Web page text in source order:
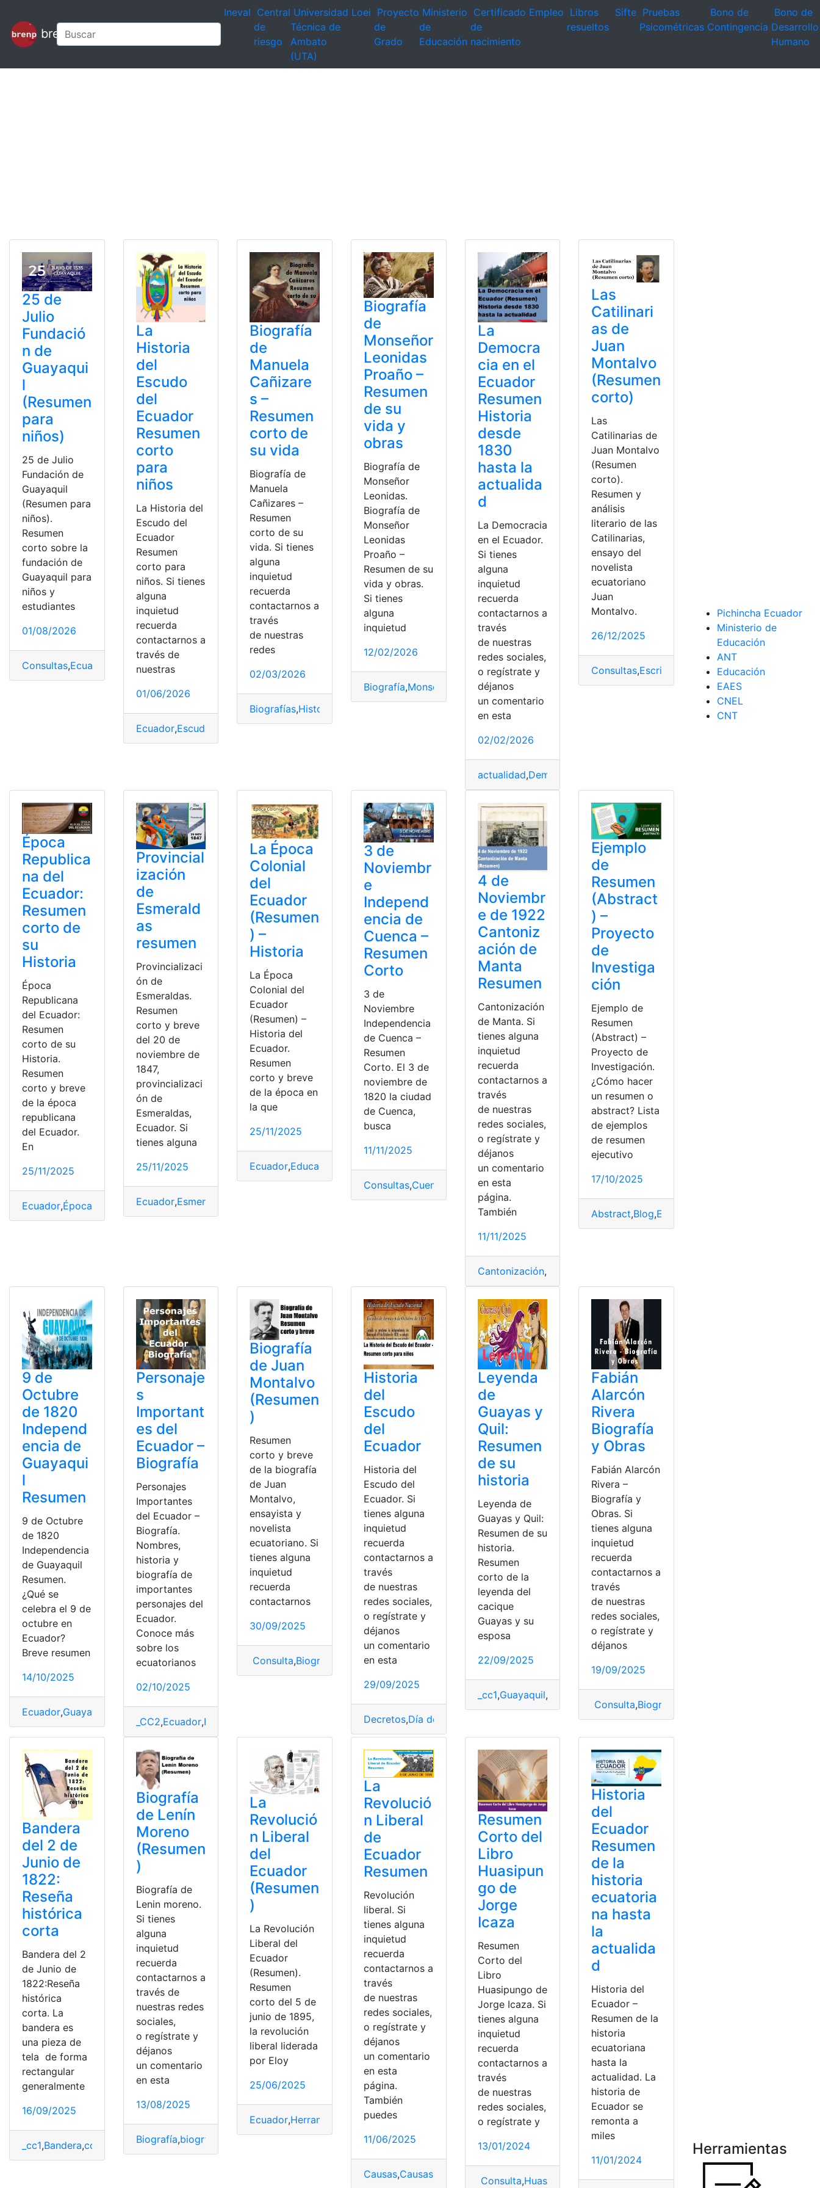
brenp
Ineval Central
de
riesgo
Universidad
Técnica de
Ambato
(UTA)
Loei Proyecto
de
Grado
Ministerio
de
Educación
Certificado
de
nacimiento
Empleo Libros
resueltos
Sifte Pruebas
Psicométricas
Bono de
Contingencia
Bono de
Desarrollo
Humano
25 de
Julio
Fundació
n de
Guayaqui
l
(Resumen
para
niños)
25 de Julio
Fundación de
Guayaquil
(Resumen para
niños).
Resumen
corto sobre la
fundación de
Guayaquil para
niños y
estudiantes
01/08/2026
Consultas,Ecuador Fundación,Guayaquil
La
Historia
del
Escudo
del
Ecuador
Resumen
corto
para
niños
La Historia del
Escudo del
Ecuador
Resumen
corto para
niños. Si tienes
alguna
inquietud
recuerda
contactarnos a
través de
nuestras
01/06/2026
Ecuador,Escudo nacional,historia del ecuador
Biografía
de
Manuela
Cañizare
s –
Resumen
corto de
su vida
Biografía de
Manuela
Cañizares –
Resumen
corto de su
vida. Si tienes
alguna
inquietud
recuerda
contactarnos a
través
de nuestras
redes
02/03/2026
Biografías,Historia Vida
Biografía
de
Monseñor
Leonidas
Proaño –
Resumen
de su
vida y
obras
Biografía de
Monseñor
Leonidas.
Biografía de
Monseñor
Leonidas
Proaño –
Resumen de su
vida y obras.
Si tienes
alguna
inquietud
12/02/2026
Biografía,Monseñor Monseñor Leonidas Proaño,Premios,Resumen,Resumen de su Historia
La
Democra
cia en el
Ecuador
Resumen
Historia
desde
1830
hasta la
actualida
d
La Democracia
en el Ecuador.
Si tienes
alguna
inquietud
recuerda
contactarnos a
través
de nuestras
redes sociales,
o regístrate y
déjanos
un comentario
en esta
02/02/2026
actualidad,Democracia
Las
Catilinari
as de
Juan
Montalvo
(Resumen
corto)
Las
Catilinarias de
Juan Montalvo
(Resumen
corto).
Resumen y
análisis
literario de las
Catilinarias,
ensayo del
novelista
ecuatoriano
Juan
Montalvo.
26/12/2025
Consultas,Escritores Resumen,top2
Época
Republica
na del
Ecuador:
Resumen
corto de
su
Historia
Época
Republicana
del Ecuador:
Resumen
corto de su
Historia.
Resumen
corto y breve
de la época
republicana
del Ecuador.
En
25/11/2025
Ecuador,Época Época Republicana,Historia
Provincial
ización
de
Esmerald
as
resumen
Provincializaci
ón de
Esmeraldas.
Resumen
corto y breve
del 20 de
noviembre de
1847,
provincializaci
ón de
Esmeraldas,
Ecuador. Si
tienes alguna
25/11/2025
Ecuador,Esmeraldas Provincialización,Resumen
La Época
Colonial
del
Ecuador
(Resumen
) –
Historia
La Época
Colonial del
Ecuador
(Resumen) –
Historia del
Ecuador.
Resumen
corto y breve
de la época en
la que
25/11/2025
Ecuador,Educación
3 de
Noviembr
e
Independ
encia de
Cuenca –
Resumen
Corto
3 de
Noviembre
Independencia
de Cuenca –
Resumen
Corto. El 3 de
noviembre de
1820 la ciudad
de Cuenca,
busca
11/11/2025
Consultas,Cuenca Ecuador, Historia Independencia,Resumen,top2
4 de
Noviembr
e de 1922
Cantoniz
ación de
Manta
Resumen
Cantonización
de Manta. Si
tienes alguna
inquietud
recuerda
contactarnos a
través
de nuestras
redes sociales,
o regístrate y
déjanos
un comentario
en esta
página.
También
11/11/2025
Cantonización,
Ejemplo
de
Resumen
(Abstract
) –
Proyecto
de
Investiga
ción
Ejemplo de
Resumen
(Abstract) –
Proyecto de
Investigación.
¿Cómo hacer
un resumen o
abstract? Lista
de ejemplos
de resumen
ejecutivo
17/10/2025
Abstract,Blog,Ecuador
9 de
Octubre
de 1820
Independ
encia de
Guayaqui
l
Resumen
9 de Octubre
de 1820
Independencia
de Guayaquil
Resumen.
¿Qué se
celebra el 9 de
octubre en
Ecuador?
Breve resumen
14/10/2025
Ecuador,Guayaquil
Personaje
s
Important
es del
Ecuador –
Biografía
Personajes
Importantes
del Ecuador –
Biografía.
Nombres,
historia y
biografía de
importantes
personajes del
Ecuador.
Conoce más
sobre los
ecuatorianos
02/10/2025
_CC2,Ecuador,Herramientas Ecuador personajes históricos
Biografía
de Juan
Montalvo
(Resumen
)
Resumen
corto y breve
de la biografía
de Juan
Montalvo,
ensayista y
novelista
ecuatoriano. Si
tienes alguna
inquietud
recuerda
contactarnos
30/09/2025
Consulta,Biografía Biografía resúmen Juan Montalvo,Resumen
Historia
del
Escudo
del
Ecuador
Historia del
Escudo del
Ecuador. Si
tienes alguna
inquietud
recuerda
contactarnos a
través
de nuestras
redes sociales,
o regístrate y
déjanos
un comentario
en esta
29/09/2025
Decretos,Día del escudo Escudo nacional,Fechas cívicas,Historia
Leyenda
de
Guayas y
Quil:
Resumen
de su
historia
Leyenda de
Guayas y Quil:
Resumen de su
historia.
Resumen
corto de la
leyenda del
cacique
Guayas y su
esposa
22/09/2025
_cc1,Guayaquil,
Fabián
Alarcón
Rivera
Biografía
y Obras
Fabián Alarcón
Rivera –
Biografía y
Obras. Si
tienes alguna
inquietud
recuerda
contactarnos a
través
de nuestras
redes sociales,
o regístrate y
déjanos
19/09/2025
Consulta,Biografía
Bandera
del 2 de
Junio de
1822:
Reseña
histórica
corta
Bandera del 2
de Junio de
1822:Reseña
histórica
corta. La
bandera es
una pieza de
tela de forma
rectangular
generalmente
16/09/2025
_cc1,Bandera,corto Historia,Resumen
Biografía
de Lenín
Moreno
(Resumen
)
Biografía de
Lenin moreno.
Si tienes
alguna
inquietud
recuerda
contactarnos a
través de
nuestras redes
sociales,
o regístrate y
déjanos
un comentario
en esta
13/08/2025
Biografía,biogrfías Reconocimientos
La
Revolució
n Liberal
del
Ecuador
(Resumen
)
La Revolución
Liberal del
Ecuador
(Resumen).
Resumen
corto del 5 de
junio de 1895,
la revolución
liberal liderada
por Eloy
25/06/2025
Ecuador,Herramientas Ecuador,Resumen Revolución Liberal,top2
La
Revolució
n Liberal
de
Ecuador
Resumen
Revolución
liberal. Si
tienes alguna
inquietud
recuerda
contactarnos a
través
de nuestras
redes sociales,
o regístrate y
déjanos
un comentario
en esta
página.
También
puedes
11/06/2025
Causas,Causas y consecuencias Revolución
Resumen
Corto del
Libro
Huasipun
go de
Jorge
Icaza
Resumen
Corto del
Libro
Huasipungo de
Jorge Icaza. Si
tienes alguna
inquietud
recuerda
contactarnos a
través
de nuestras
redes sociales,
o regístrate y
13/01/2024
Consulta,Huasipungo ,Jorge Icaza,Resumen
Historia
del
Ecuador
Resumen
de la
historia
ecuatoria
na hasta
la
actualida
d
Historia del
Ecuador –
Resumen de la
historia
ecuatoriana
hasta la
actualidad. La
historia de
Ecuador se
remonta a
miles
11/01/2024
Pichincha Ecuador
Ministerio de
Educación
ANT
Educación
EAES
CNEL
CNT
Herramientas